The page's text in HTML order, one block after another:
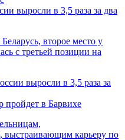
выросли в 3,5 раза за два
второе место у
с третьей позиции на
пройдет в Барвихе
выстраивающим карьеру по